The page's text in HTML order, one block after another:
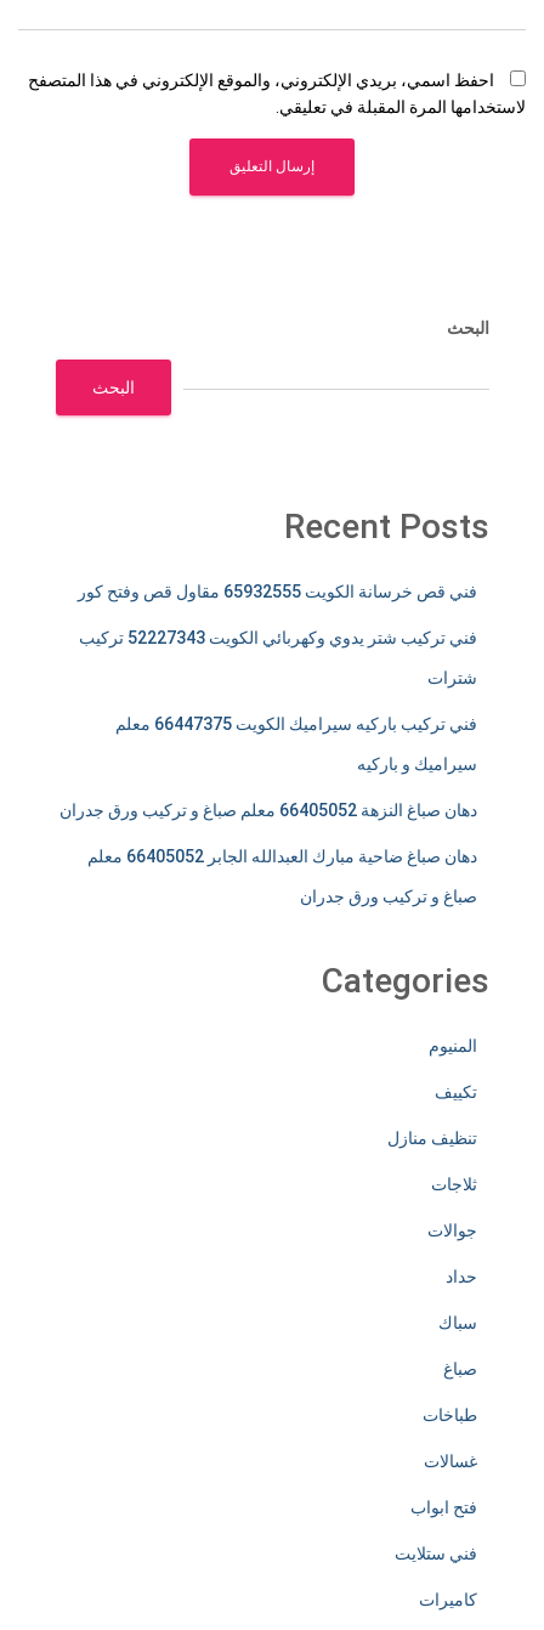
احفظ اسمي، بريدي الإلكتروني، والموقع الإلكتروني في هذا المتصفح
لاستخدامها المرة المقبلة في تعليقي.
البحث
البحث
Recent Posts
فني قص خرسانة الكويت 65932555 مقاول قص وفتح كور
فني تركيب شتر يدوي وكهربائي الكويت 52227343 تركيب
شترات
فني تركيب باركيه سيراميك الكويت 66447375 معلم
سيراميك و باركيه
دهان صباغ النزهة 66405052 معلم صباغ و تركيب ورق جدران
دهان صباغ ضاحية مبارك العبدالله الجابر 66405052 معلم
صباغ و تركيب ورق جدران
Categories
المنيوم
تكييف
تنظيف منازل
ثلاجات
جوالات
حداد
سباك
صباغ
طباخات
غسالات
فتح ابواب
فني ستلايت
كاميرات